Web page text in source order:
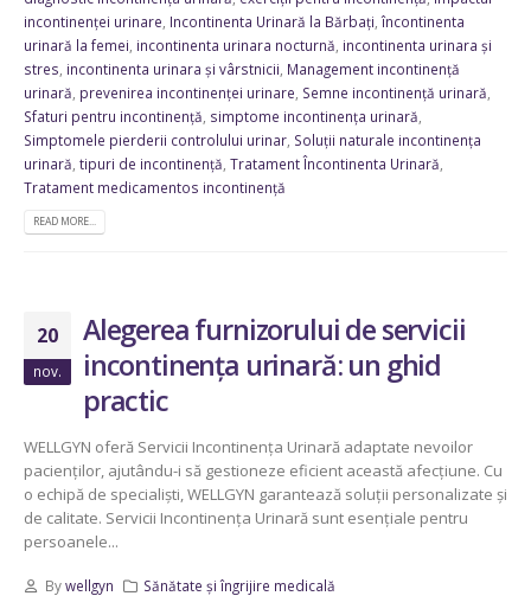
incontinenței urinare Incontinenta Urinară la Bărbați ,încontinenta
urinară la femei incontinenta urinara nocturnă incontinenta urinara și
stres incontinenta urinara și vârstnicii Management incontinență
urinară prevenirea incontinenței urinare Semne incontinență urinară
Sfaturi pentru incontinență simptome incontinența urinară
Simptomele pierderii controlului urinar Soluții naturale incontinența
urinară tipuri de incontinență Tratament Încontinenta Urinară
Tratament medicamentos incontinență
READ MORE...
20
nov.
Alegerea furnizorului de servicii
incontinența urinară: un ghid
practic
WELLGYN oferă Servicii Incontinența Urinară adaptate nevoilor
pacienților, ajutându-i să gestioneze eficient această afecțiune. Cu
o echipă de specialiști, WELLGYN garantează soluții personalizate și
de calitate. Servicii Incontinența Urinară sunt esențiale pentru
persoanele...
Bywellgyn
Sănătate și îngrijire medicală